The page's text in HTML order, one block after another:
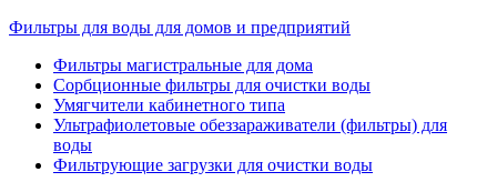
Фильтры для воды для домов и предприятий
Фильтры магистральные для дома
Сорбционные фильтры для очистки воды
Умягчители кабинетного типа
Ультрафиолетовые обеззараживатели (фильтры) для
воды
Фильтрующие загрузки для очистки воды